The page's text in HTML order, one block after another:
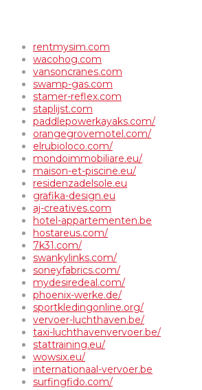
rentmysim.com
wacohog.com
vansoncranes.com
swamp-gas.com
stamer-reflex.com
staplijst.com
paddlepowerkayaks.com/
orangegrovemotel.com/
elrubioloco.com/
mondoimmobiliare.eu/
maison-et-piscine.eu/
residenzadelsole.eu
grafika-design.eu
aj-creatives.com
hotel-appartementen.be
hostareus.com/
7k31.com/
swankylinks.com/
soneyfabrics.com/
mydesiredeal.com/
phoenix-werke.de/
sportkledingonline.org/
vervoer-luchthaven.be/
taxi-luchthavenvervoer.be/
stattraining.eu/
wowsix.eu/
internationaal-vervoer.be
surfingfido.com/